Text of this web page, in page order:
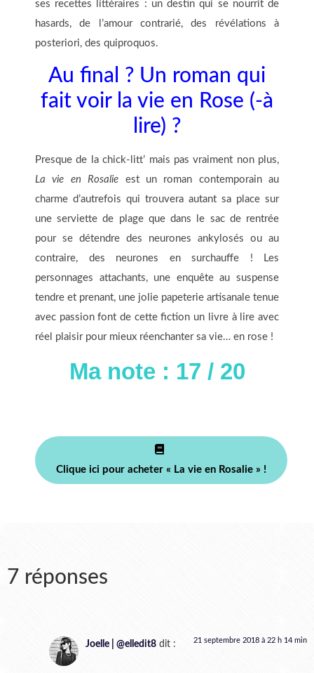
ses recettes littéraires : un destin qui se nourrit de
hasards, de l’amour contrarié, des révélations à
posteriori, des quiproquos.
Au final ? Un roman qui
fait voir la vie en Rose (-à
lire) ?
Presque de la chick-litt’ mais pas vraiment non plus,
La vie en Rosalie est un roman contemporain au
charme d’autrefois qui trouvera autant sa place sur
une serviette de plage que dans le sac de rentrée
pour se détendre des neurones ankylosés ou au
contraire, des neurones en surchauffe ! Les
personnages attachants, une enquête au suspense
tendre et prenant, une jolie papeterie artisanale tenue
avec passion font de cette fiction un livre à lire avec
réel plaisir pour mieux réenchanter sa vie… en rose !
Ma note : 17 / 20
Clique ici pour acheter « La vie en Rosalie » !
7 réponses
Joelle | @elledit8 dit : 21 septembre 2018 à 22 h 14 min